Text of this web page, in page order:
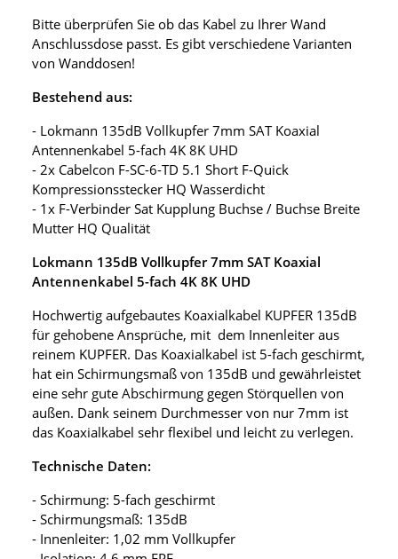
Bitte überprüfen Sie ob das Kabel zu Ihrer Wand
Anschlussdose passt. Es gibt verschiedene Varianten
von Wanddosen!
Bestehend aus:
- Lokmann 135dB Vollkupfer 7mm SAT Koaxial
Antennenkabel 5-fach 4K 8K UHD
- 2x Cabelcon F-SC-6-TD 5.1 Short F-Quick
Kompressionsstecker HQ Wasserdicht
- 1x F-Verbinder Sat Kupplung Buchse / Buchse Breite
Mutter HQ Qualität
Lokmann 135dB Vollkupfer 7mm SAT Koaxial
Antennenkabel 5-fach 4K 8K UHD
Hochwertig aufgebautes Koaxialkabel KUPFER 135dB
für gehobene Ansprüche, mit dem Innenleiter aus
reinem KUPFER. Das Koaxialkabel ist 5-fach geschirmt,
hat ein Schirmungsmaß von 135dB und gewährleistet
eine sehr gute Abschirmung gegen Störquellen von
außen. Dank seinem Durchmesser von nur 7mm ist
das Koaxialkabel sehr flexibel und leicht zu verlegen.
Technische Daten:
- Schirmung: 5-fach geschirmt
- Schirmungsmaß: 135dB
- Innenleiter: 1,02 mm Vollkupfer